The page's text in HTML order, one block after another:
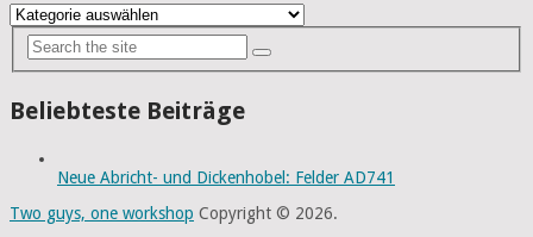
Kategorien
Beliebteste Beiträge
Neue Abricht- und Dickenhobel: Felder AD741
Two guys, one workshop Copyright © 2026.